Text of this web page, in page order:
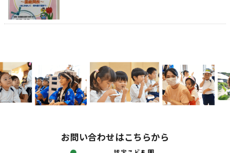
お問い合わせはこちらから